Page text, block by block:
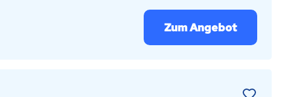
Zum Angebot